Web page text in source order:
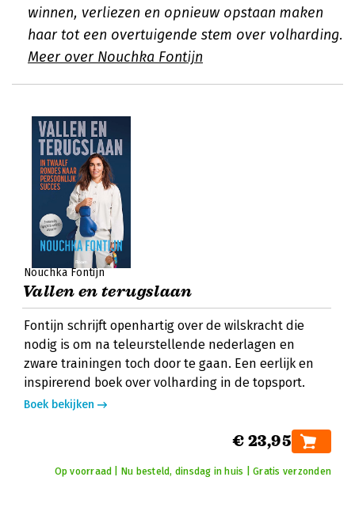
winnen, verliezen en opnieuw opstaan maken
haar tot een overtuigende stem over volharding.
Meer over Nouchka Fontijn
Nouchka Fontijn
Vallen en terugslaan
Fontijn schrijft openhartig over de wilskracht die
nodig is om na teleurstellende nederlagen en
zware trainingen toch door te gaan. Een eerlijk en
inspirerend boek over volharding in de topsport.
Boek bekijken
€ 23,95
Op voorraad | Nu besteld, dinsdag in huis | Gratis verzonden